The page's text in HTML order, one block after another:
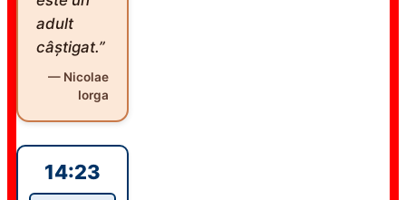
adult
câștigat.”
— Nicolae
Iorga
14:23